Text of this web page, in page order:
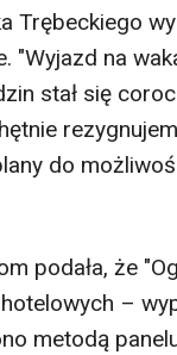
Trębeckiego
"Wyjazd na
stał się
do
podała, że
–
metodą